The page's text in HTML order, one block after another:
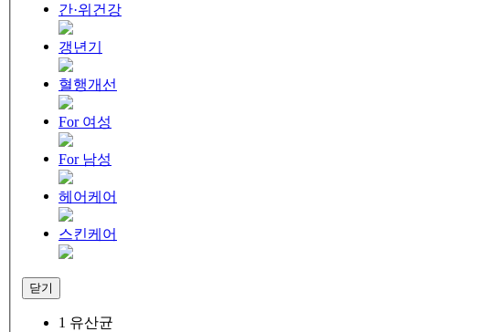
간·위건강
갱년기
혈행개선
For 여성
For 남성
헤어케어
스킨케어
닫기
1 유산균